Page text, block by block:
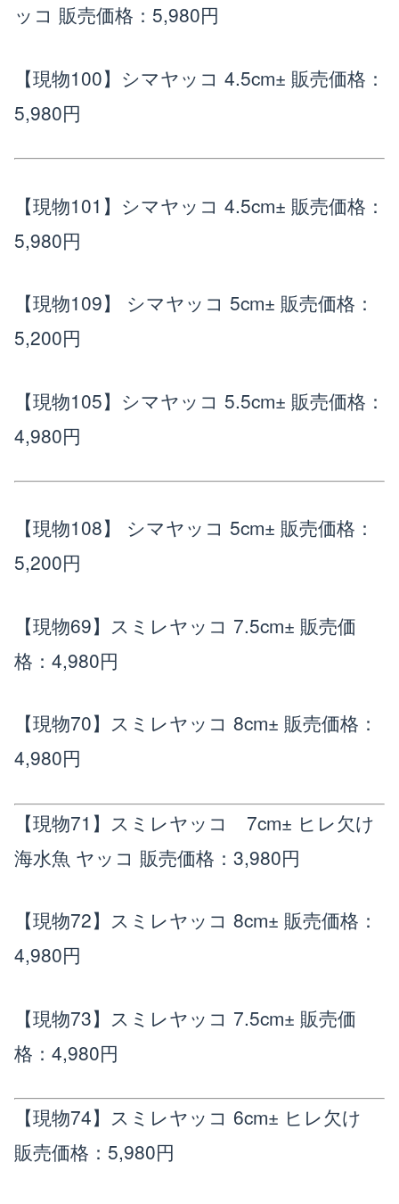
ッコ 販売価格：5,980円
【現物100】シマヤッコ 4.5cm± 販売価格：
5,980円
【現物101】シマヤッコ 4.5cm± 販売価格：
5,980円
【現物109】 シマヤッコ 5cm± 販売価格：
5,200円
【現物105】シマヤッコ 5.5cm± 販売価格：
4,980円
【現物108】 シマヤッコ 5cm± 販売価格：
5,200円
【現物69】スミレヤッコ 7.5cm± 販売価
格：4,980円
【現物70】スミレヤッコ 8cm± 販売価格：
4,980円
【現物71】スミレヤッコ 7cm± ヒレ欠け
海水魚 ヤッコ 販売価格：3,980円
【現物72】スミレヤッコ 8cm± 販売価格：
4,980円
【現物73】スミレヤッコ 7.5cm± 販売価
格：4,980円
【現物74】スミレヤッコ 6cm± ヒレ欠け
販売価格：5,980円